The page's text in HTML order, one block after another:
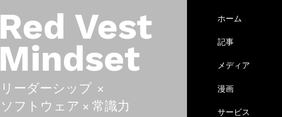
Red Vest
Mindset
リーダーシップ ×
ソフトウェア × 常識力
ホーム
記事
メディア
漫画
サービス